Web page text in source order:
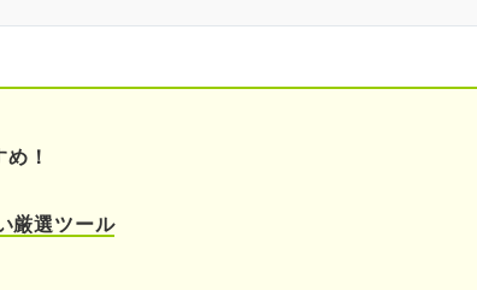
ィングの増加
ャリアアドバイザーが解説！ やっておくべき事前準備とは
！
厳選ツール